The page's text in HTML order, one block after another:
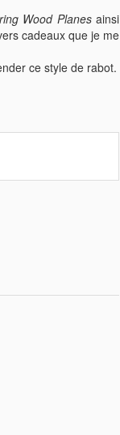
Wood Planesainsi
cadeaux que je me
ce style de rabot.